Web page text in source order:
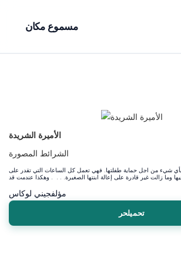
مسموع مكان
الأميرة الشريدة
الشرائط المصورة
شيء من اجل حماية طفلتها. فهي تعمل كل الساعات التي تقدر على
مؤلفجيني لوكاس
تحميلحر